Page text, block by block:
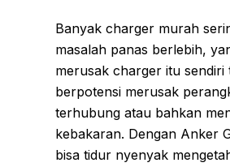
Banyak charger murah
masalah panas berlebih,
merusak charger itu sendiri
berpotensi merusak
terhubung atau bahkan
kebakaran. Dengan Anker
bisa tidur nyenyak